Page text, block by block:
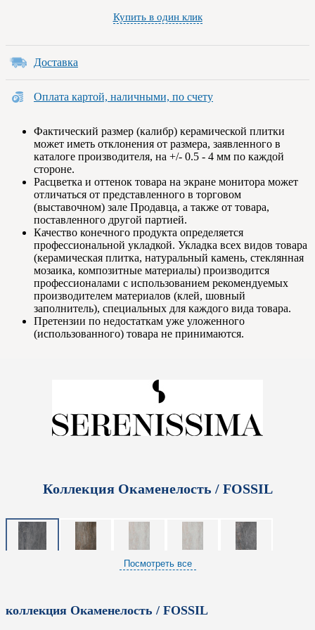
Купить в один клик
Доставка
Оплата картой, наличными, по счету
Фактический размер (калибр) керамической плитки
может иметь отклонения от размера, заявленного в
каталоге производителя, на +/- 0.5 - 4 мм по каждой
стороне.
Расцветка и оттенок товара на экране монитора может
отличаться от представленного в торговом
(выставочном) зале Продавца, а также от товара,
поставленного другой партией.
Качество конечного продукта определяется
профессиональной укладкой. Укладка всех видов товара
(керамическая плитка, натуральный камень, стеклянная
мозаика, композитные материалы) производится
профессионалами с использованием рекомендуемых
производителем материалов (клей, шовный
заполнитель), специальных для каждого вида товара.
Претензии по недостаткам уже уложенного
(использованного) товара не принимаются.
Коллекция Окаменелость / FOSSIL
Посмотреть все
коллекция Окаменелость / FOSSIL